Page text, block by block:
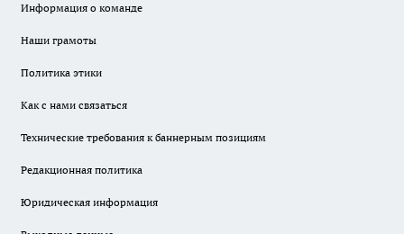
Информация о команде
Наши грамоты
Политика этики
Как с нами связаться
Технические требования к баннерным позициям
Редакционная политика
Юридическая информация